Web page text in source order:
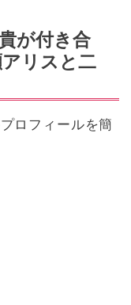
が付き合
リスと二
ロフィールを簡